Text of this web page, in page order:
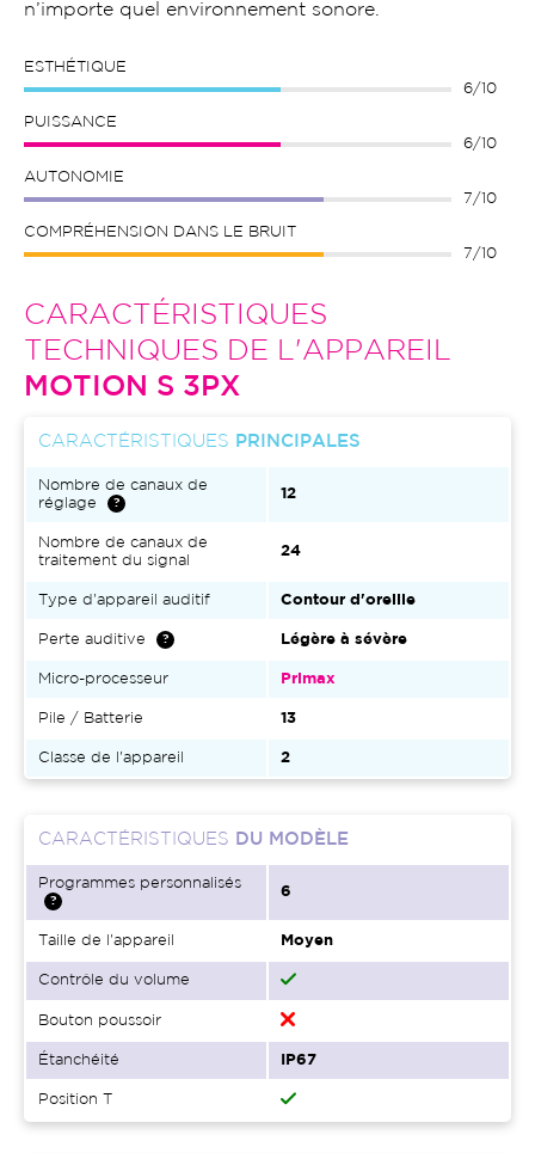
n’importe quel environnement sonore.
ESTHÉTIQUE
6/10
PUISSANCE
6/10
AUTONOMIE
7/10
COMPRÉHENSION DANS LE BRUIT
7/10
CARACTÉRISTIQUES
TECHNIQUES DE L'APPAREIL
MOTION S 3PX
CARACTÉRISTIQUES PRINCIPALES
Nombre de canaux de
réglage
12
Nombre de canaux de
traitement du signal
24
Type d'appareil auditif Contour d'oreille
Perte auditive Légère à sévère
Micro-processeur Primax
Pile / Batterie 13
Classe de l'appareil 2
CARACTÉRISTIQUES DU MODÈLE
Programmes personnalisés
6
Taille de l'appareil Moyen
Contrôle du volume
Bouton poussoir
Étanchéité IP67
Position T